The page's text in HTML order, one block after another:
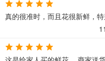
真的很准时，而且花很新鲜，